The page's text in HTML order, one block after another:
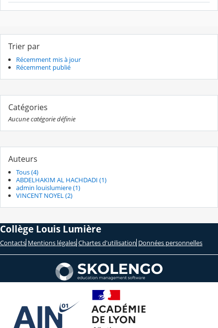
Trier par
Récemment mis à jour
Récemment publié
Catégories
Aucune catégorie définie
Auteurs
Tous (4)
ABDELHAKIM AL HACHDADI (1)
admin louislumiere (1)
VINCENT NOYEL (2)
Collège Louis Lumière
Contacts Mentions légales Chartes d'utilisation Données personnelles